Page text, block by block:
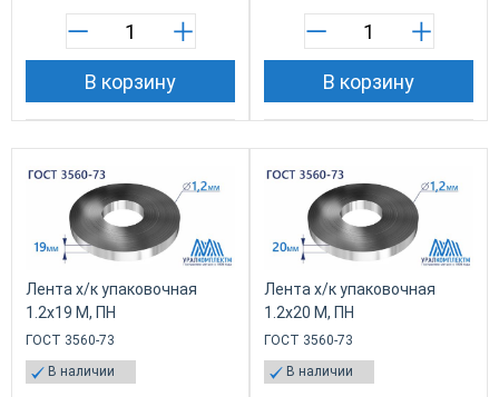
В корзину В корзину
Лента х/к упаковочная
1.2х19 М, ПН
ГОСТ 3560-73
В наличии
Лента х/к упаковочная
1.2х20 М, ПН
ГОСТ 3560-73
В наличии